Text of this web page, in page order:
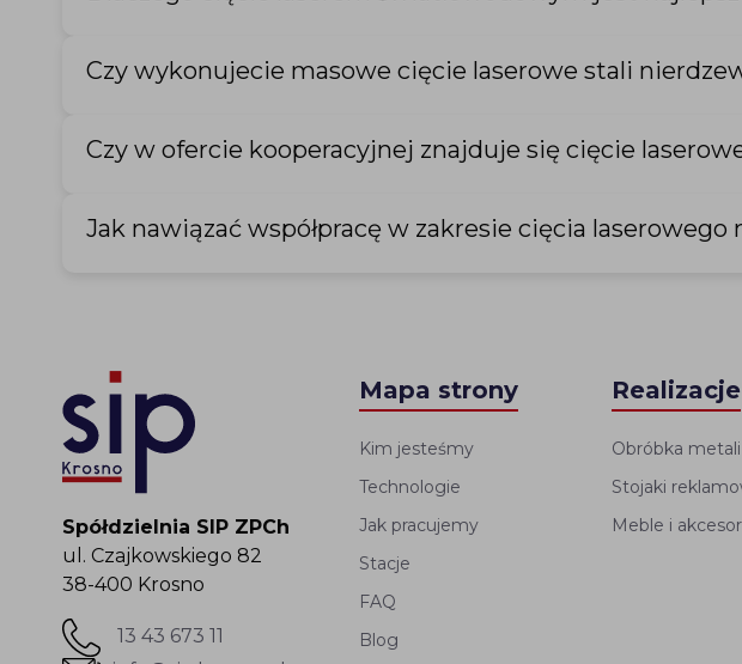
Czy wykonujecie masowe cięcie laserowe stali
Czy w ofercie kooperacyjnej znajduje się cięcie
Jak nawiązać współpracę w zakresie cięcia laserowego
Spółdzielnia SIP ZPCh
ul. Czajkowskiego 82
38-400 Krosno
13 43 673 11
Mapa strony
Kim jesteśmy
Technologie
Jak pracujemy
Stacje
FAQ
Blog
Realizacje
Obróbka metali
Stojaki
Meble i